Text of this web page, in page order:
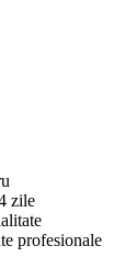
zile
profesionale